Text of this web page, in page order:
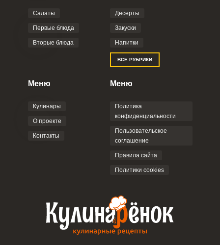
Салаты
Первые блюда
Вторые блюда
Десерты
Закуски
Напитки
ВСЕ РУБРИКИ
Меню
Кулинары
О проекте
Контакты
Меню
Политика
конфиденциальности
Пользовательское
соглашение
Правила сайта
Политики cookies